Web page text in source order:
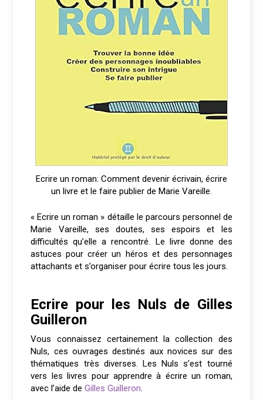
Ecrire un roman: Comment devenir écrivain, écrire
un livre et le faire publier de Marie Vareille.
« Ecrire un roman » détaille le parcours personnel de
Marie Vareille, ses doutes, ses espoirs et les
difficultés qu’elle a rencontré. Le livre donne des
astuces pour créer un héros et des personnages
attachants et s’organiser pour écrire tous les jours.
Ecrire pour les Nuls de Gilles
Guilleron
Vous connaissez certainement la collection des
Nuls, ces ouvrages destinés aux novices sur des
thématiques très diverses. Les Nuls s’est tourné
vers les livres pour apprendre à écrire un roman,
avec l’aide deGilles Guilleron.